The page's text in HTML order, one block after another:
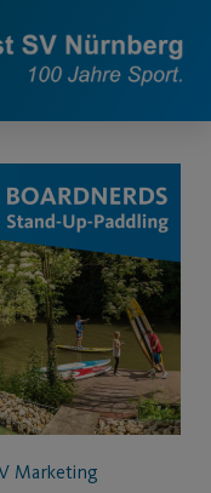
Marketing